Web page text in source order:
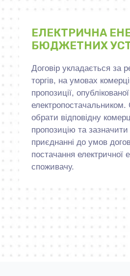
ЕЛЕКТРИЧНА
БЮДЖЕТНИХ
Договір укладається за
торгів, на умовах
пропозиції, опублікованої
обрати відповідну
пропозицію та зазначити
приєднанні до умов
постачання електричної
споживачу.